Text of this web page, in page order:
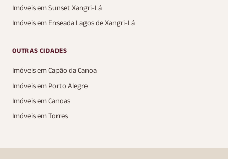
Imóveis em Sunset Xangri-Lá
Imóveis em Enseada Lagos de Xangri-Lá
OUTRAS CIDADES
Imóveis em Capão da Canoa
Imóveis em Porto Alegre
Imóveis em Canoas
Imóveis em Torres